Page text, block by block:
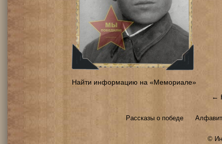
Найти информацию на «Мемориале»
←
Рассказы о победе
©